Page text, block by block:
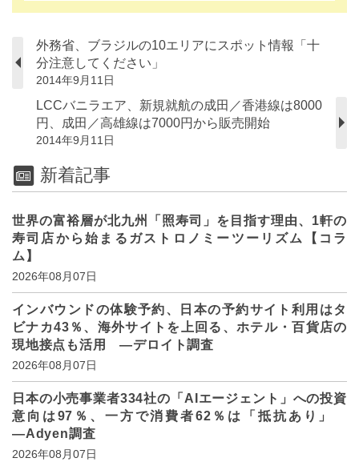
外務省、ブラジルの10エリアにスポット情報「十
分注意してください」
2014年9月11日
LCCバニラエア、新規就航の成田／香港線は8000
円、成田／高雄線は7000円から販売開始
2014年9月11日
新着記事
世界の富裕層が北九州「照寿司」を目指す理由、1軒の
寿司店から始まるガストロノミーツーリズム【コラ
ム】
2026年08月07日
インバウンドの体験予約、日本の予約サイト利用はタ
ビナカ43％、海外サイトを上回る、ホテル・百貨店の
現地接点も活用 ―デロイト調査
2026年08月07日
日本の小売事業者334社の「AIエージェント」への投資
意向は97％、一方で消費者62％は「抵抗あり」
―Adyen調査
2026年08月07日